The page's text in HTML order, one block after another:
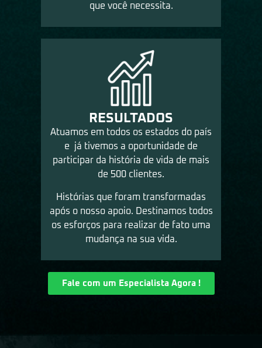
que você necessita.
RESULTADOS
Atuamos em todos os estados do país
e já tivemos a oportunidade de
participar da história de vida de mais
de 500 clientes.
Histórias que foram transformadas
após o nosso apoio. Destinamos todos
os esforços para realizar de fato uma
mudança na sua vida.
Fale com um Especialista Agora !